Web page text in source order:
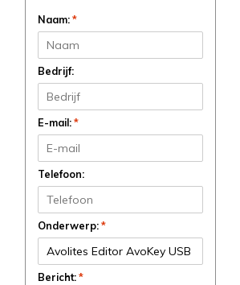
Naam:*
Bedrijf:
E-mail:*
Telefoon:
Onderwerp:*
Bericht:*